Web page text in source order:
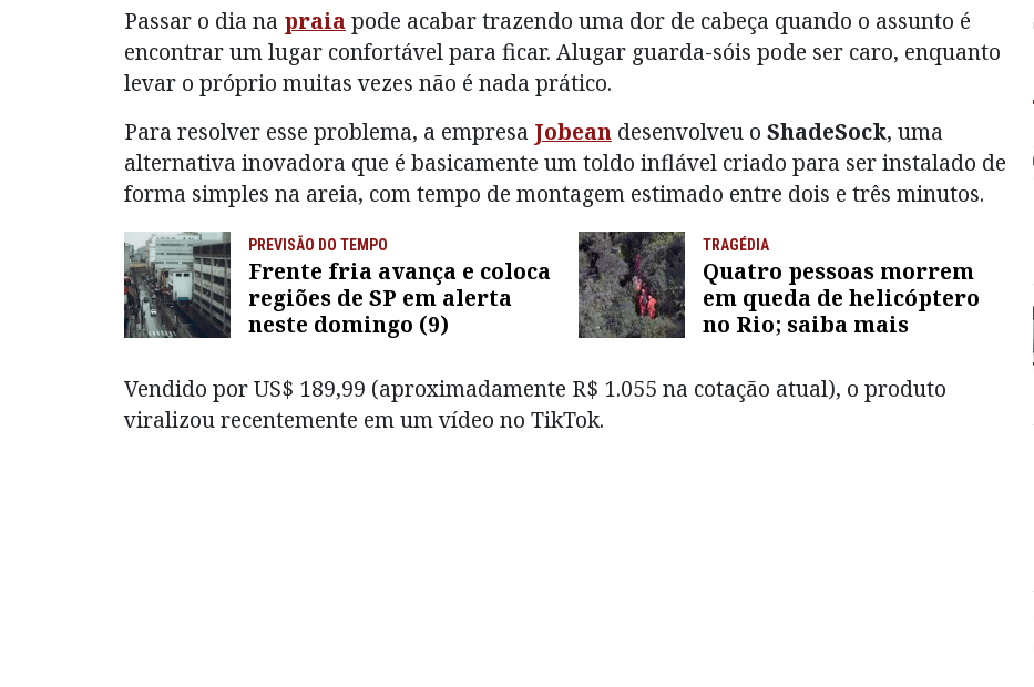
Passar o dia na praiapode acabar trazendo uma dor de cabeça quando o assunto é
encontrar um lugar confortável para ficar. Alugar guarda-sóis pode ser caro, enquanto
levar o próprio muitas vezes não é nada prático.
Para resolver esse problema, a empresa Jobean desenvolveu o ShadeSock, uma
alternativa inovadora que é basicamente um toldo inflável criado para ser instalado de
forma simples na areia, com tempo de montagem estimado entre dois e três minutos.
PREVISÃO DO TEMPO
Frente fria avança e coloca
regiões de SP em alerta
neste domingo (9)
TRAGÉDIA
Quatro pessoas morrem
em queda de helicóptero
no Rio; saiba mais
Vendido por US$ 189,99 (aproximadamente R$ 1.055 na cotação atual), o produto
viralizou recentemente em um vídeo no TikTok.